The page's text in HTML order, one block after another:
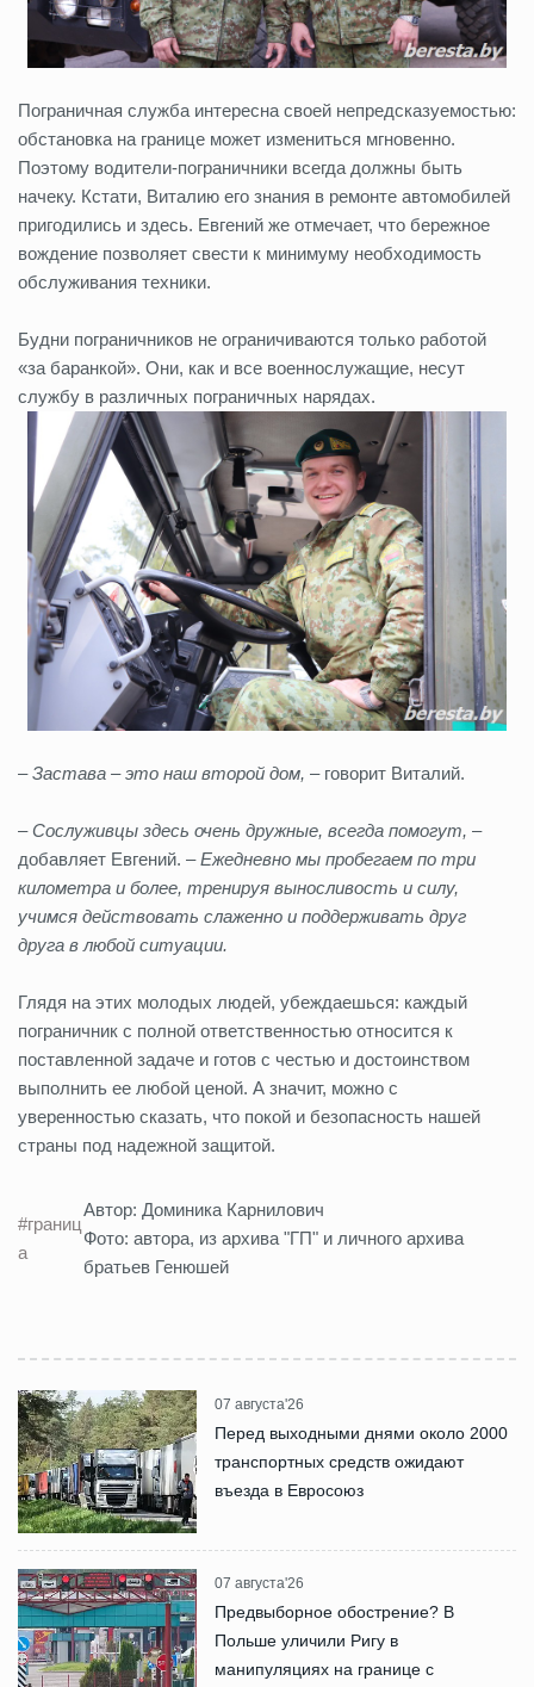
Пограничная служба интересна своей непредсказуемостью:
обстановка на границе может измениться мгновенно.
Поэтому водители-пограничники всегда должны быть
начеку. Кстати, Виталию его знания в ремонте автомобилей
пригодились и здесь. Евгений же отмечает, что бережное
вождение позволяет свести к минимуму необходимость
обслуживания техники.
Будни пограничников не ограничиваются только работой
«за баранкой». Они, как и все военнослужащие, несут
службу в различных пограничных нарядах.
– Застава – это наш второй дом, – говорит Виталий.
– Сослуживцы здесь очень дружные, всегда помогут, –
добавляет Евгений. –Ежедневно мы пробегаем по три
километра и более, тренируя выносливость и силу,
учимся действовать слаженно и поддерживать друг
друга в любой ситуации.
Глядя на этих молодых людей, убеждаешься: каждый
пограничник с полной ответственностью относится к
поставленной задаче и готов с честью и достоинством
выполнить ее любой ценой. А значит, можно с
уверенностью сказать, что покой и безопасность нашей
страны под надежной защитой.
#границ
а
Автор: Доминика Карнилович
Фото: автора, из архива "ГП" и личного архива
братьев Генюшей
07 августа'26
Перед выходными днями около 2000
транспортных средств ожидают
въезда в Евросоюз
07 августа'26
Предвыборное обострение? В
Польше уличили Ригу в
манипуляциях на границе с